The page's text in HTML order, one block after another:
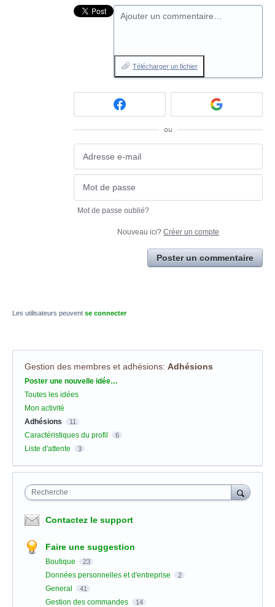
Ajouter un commentaire…
Télécharger un fichier
ou
Mot de passe oublié?
Nouveau ici? Créer un compte
Poster un commentaire
Les utilisateurs peuvent se connecter
Gestion des membres et adhésions: Adhésions
Catégories
Poster une nouvelle idée…
Toutes les idées
Mon activité
Adhésions
11
Caractéristiques du profil 6
Liste d'attente 3
Recherche
Contactez le support
Faire une suggestion
Boutique 23
Données personnelles et d'entreprise 2
General 41
Gestion des commandes 14